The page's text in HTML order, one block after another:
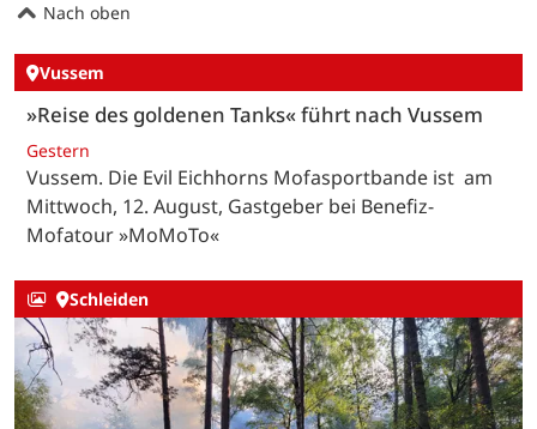
Nach oben
Vussem
»Reise des goldenen Tanks« führt nach Vussem
Gestern
Vussem. Die Evil Eichhorns Mofasportbande ist am
Mittwoch, 12. August, Gastgeber bei Benefiz-
Mofatour »MoMoTo«
Schleiden